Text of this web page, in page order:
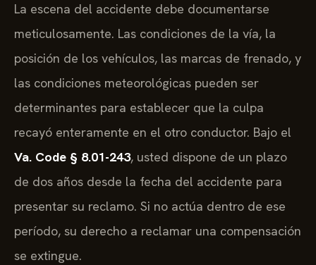
La escena del accidente debe documentarse
meticulosamente. Las condiciones de la vía, la
posición de los vehículos, las marcas de frenado, y
las condiciones meteorológicas pueden ser
determinantes para establecer que la culpa
recayó enteramente en el otro conductor. Bajo el
Va. Code § 8.01-243, usted dispone de un plazo
de dos años desde la fecha del accidente para
presentar su reclamo. Si no actúa dentro de ese
período, su derecho a reclamar una compensación
se extingue.